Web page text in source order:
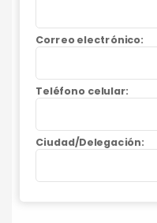
Correo electrónico:
Teléfono celular:
Ciudad/Delegación: